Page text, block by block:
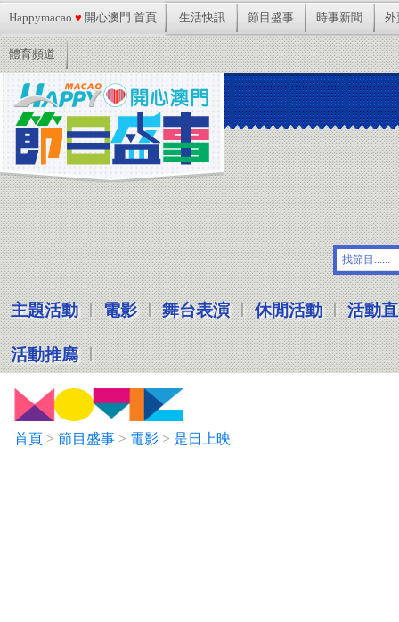
Happymacao ♥ 開心澳門 首頁 生活快訊 節目盛事 時事新聞 外
體育頻道
主題活動 | 電影 | 舞台表演 | 休閒活動 | 活動
活動推廌 |
首頁 > 節目盛事 > 電影 > 是日上映